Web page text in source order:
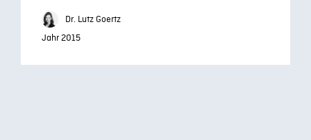
Dr. Lutz Goertz
Jahr 2015